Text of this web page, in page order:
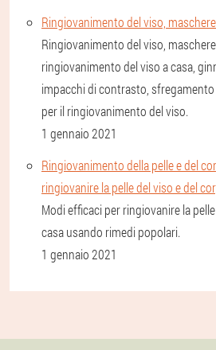
Ringiovanimento del viso,
Ringiovanimento del viso,
ringiovanimento del viso a casa,
impacchi di contrasto,
per il ringiovanimento del viso.
1 gennaio 2021
Ringiovanimento della pelle e del
ringiovanire la pelle del viso e del
Modi efficaci per ringiovanire la
casa usando rimedi popolari.
1 gennaio 2021